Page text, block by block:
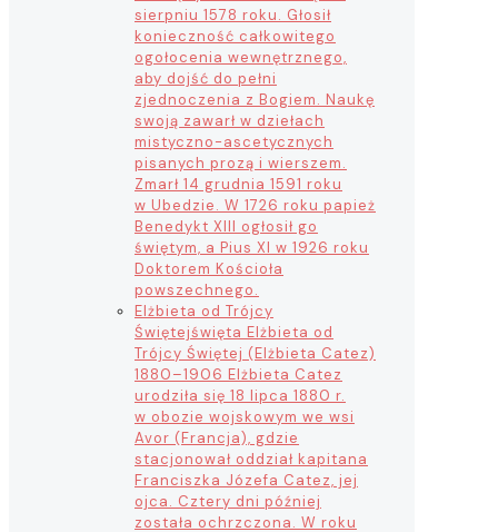
sierpniu 1578 roku. Głosił
konieczność całkowitego
ogołocenia wewnętrznego,
aby dojść do pełni
zjednoczenia z Bogiem. Naukę
swoją zawarł w dziełach
mistyczno-ascetycznych
pisanych prozą i wierszem.
Zmarł 14 grudnia 1591 roku
w Ubedzie. W 1726 roku papież
Benedykt XIII ogłosił go
świętym, a Pius XI w 1926 roku
Doktorem Kościoła
powszechnego.
Elżbieta od Trójcy
Świętejświęta Elżbieta od
Trójcy Świętej (Elżbieta Catez)
1880–1906 Elżbieta Catez
urodziła się 18 lipca 1880 r.
w obozie wojskowym we wsi
Avor (Francja), gdzie
stacjonował oddział kapitana
Franciszka Józefa Catez, jej
ojca. Cztery dni później
została ochrzczona. W roku